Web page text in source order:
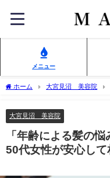
メニュー
ホーム 大宮見沼 美容院
大宮見沼 美容院
「年齢による髪の
50代女性が安心し